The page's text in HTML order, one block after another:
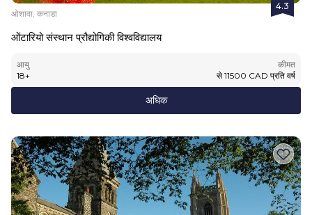
4.3
ओशावा, कनाडा
ओंटारियो संस्थान प्रौद्योगिकी विश्वविद्यालय
आयु
18+
कीमत
से 11500 CAD प्रति वर्ष
अधिक